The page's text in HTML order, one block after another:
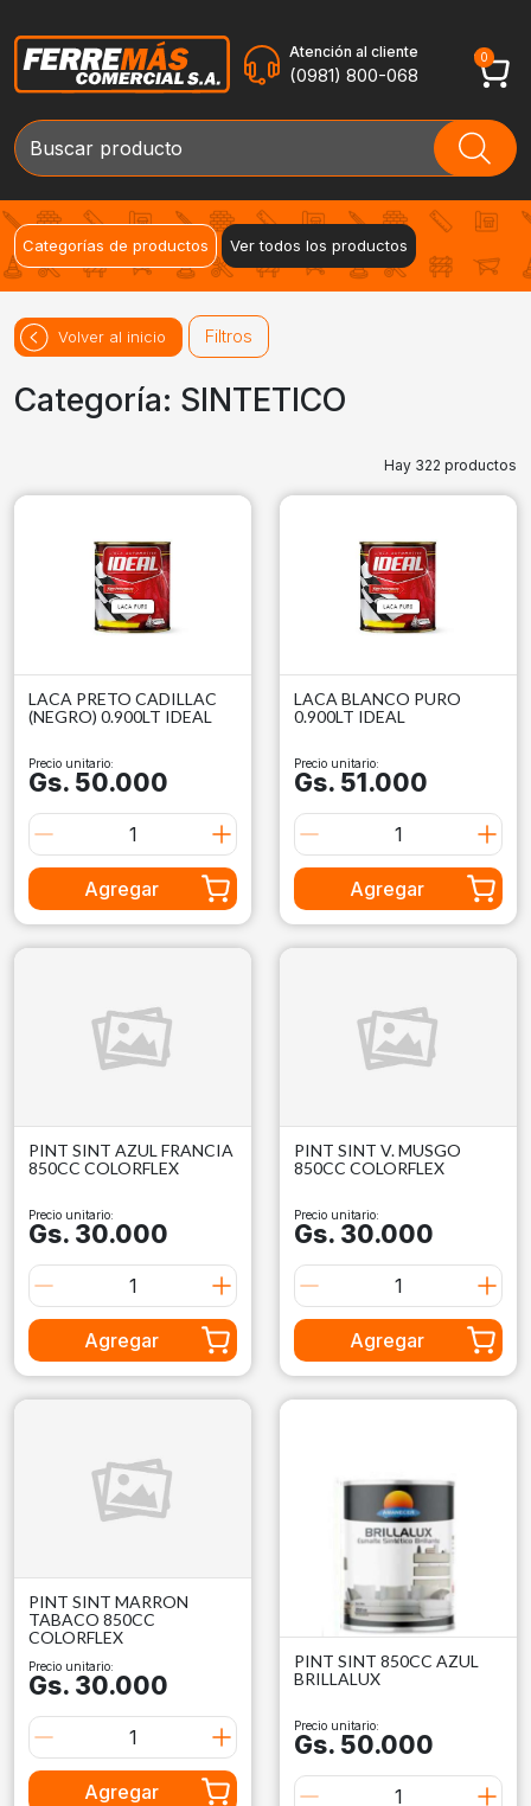
Atención al cliente
(0981) 800-068
0
Categorías de productos Ver todos los productos
Volver al inicio Filtros
Categoría: SINTETICO
Hay 322 productos
LACA PRETO CADILLAC
(NEGRO) 0.900LT IDEAL
Precio unitario:
Gs. 50.000
Agregar
LACA BLANCO PURO
0.900LT IDEAL
Precio unitario:
Gs. 51.000
Agregar
PINT SINT AZUL FRANCIA
850CC COLORFLEX
Precio unitario:
Gs. 30.000
Agregar
PINT SINT V. MUSGO
850CC COLORFLEX
Precio unitario:
Gs. 30.000
Agregar
PINT SINT MARRON
TABACO 850CC
COLORFLEX
Precio unitario:
Gs. 30.000
Agregar
PINT SINT 850CC AZUL
BRILLALUX
Precio unitario:
Gs. 50.000